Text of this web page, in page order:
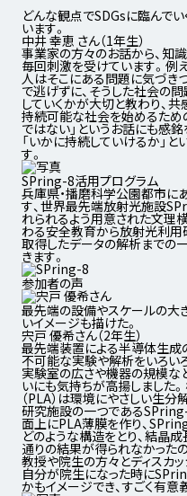
どんな観点でSDGsに臨んでい
います。
中井 幸恵 さん（1年生）
事業家の方々のお話から、知
毎回刺激を受けています。例
人はそこにある問題に気づき
で逃げずに、そうした社会の
していくかが大切と教わり、共
持続可能な社会を始めるため
ではない」というお話にも感
「いかに持続していけるか」
す。
SPring-8活用プログラム
兵庫県・播磨科学公園都市
す、世界最先端放射光施設
れられるよう用意された文理
わる安全教育から放射光利用
取得したデータの解析までの
きます。
参加者の声
最先端の設備やスケールの大
いイメージも描けた。
宍戸 優希さん（2年生）
最先端装置による半導体生成
不可能な実験や解析をいろい
実験室の広さや機器の規模な
いにも気持ちが高揚しました
（PLA）は環境にやさしい生
研究施設の一つである
面上にPLA薄膜を作り、
どのような構造をとり、結晶
通りの結果が得られなかった
教授や院生の方々とディスカッ
自分が院生になった時に
かもイメージでき、すごく有意